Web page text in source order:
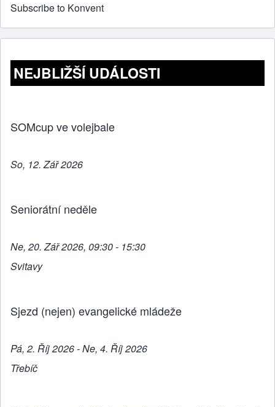
Subscribe to Konvent
NEJBLIŽŠÍ UDÁLOSTI
SOMcup ve volejbale
So, 12. Zář 2026
Seniorátní neděle
Ne, 20. Zář 2026, 09:30 - 15:30
Svitavy
Sjezd (nejen) evangelické mládeže
Pá, 2. Říj 2026 - Ne, 4. Říj 2026
Třebíč